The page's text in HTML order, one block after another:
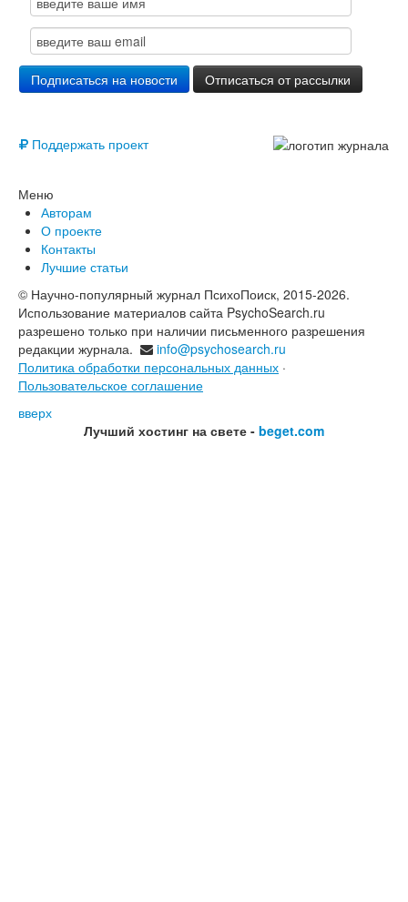
Поддержать проект
Меню
Авторам
О проекте
Контакты
Лучшие статьи
© Научно-популярный журнал ПсихоПоиск, 2015-2026.
Использование материалов сайта PsychoSearch.ru
разрешено только при наличии письменного разрешения
редакции журнала.
info@psychosearch.ru
Политика обработки персональных данных ·
Пользовательское соглашение
вверх
Лучший хостинг на свете - beget.com